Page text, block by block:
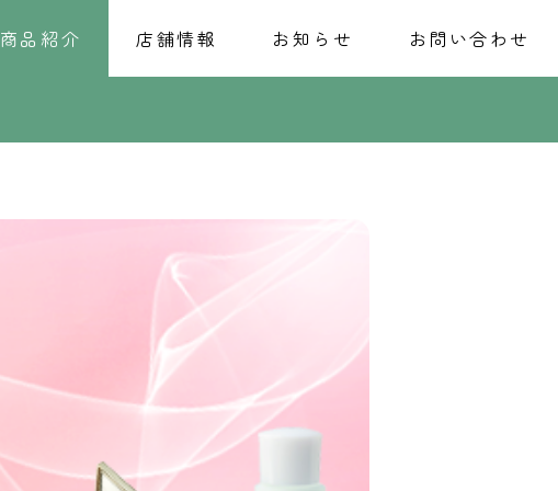
商品紹介 店舗情報 お知らせ お問い合わせ